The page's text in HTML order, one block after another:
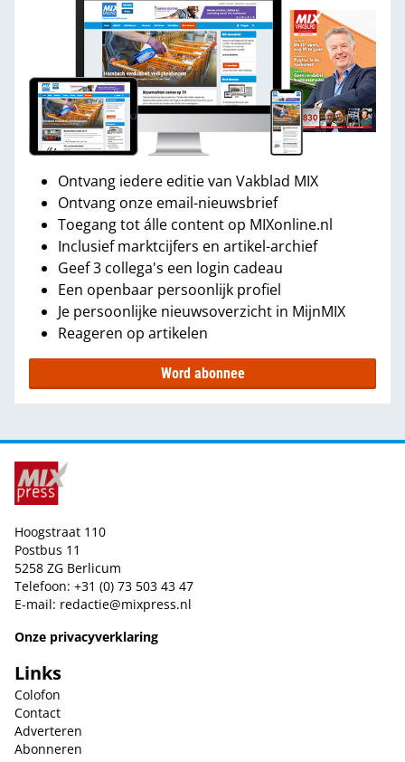
Ontvang iedere editie van Vakblad MIX
Ontvang onze email-nieuwsbrief
Toegang tot álle content op MIXonline.nl
Inclusief marktcijfers en artikel-archief
Geef 3 collega's een login cadeau
Een openbaar persoonlijk profiel
Je persoonlijke nieuwsoverzicht in MijnMIX
Reageren op artikelen
Word abonnee
Hoogstraat 110
Postbus 11
5258 ZG Berlicum
Telefoon: +31 (0) 73 503 43 47
E-mail: redactie@mixpress.nl
Onze privacyverklaring
Links
Colofon
Contact
Adverteren
Abonneren